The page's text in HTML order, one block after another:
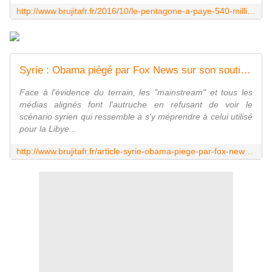
Syrie : Obama piégé par Fox News sur son soutien à Al-Qaïda en Syrie [vidéo] - MOINS de BIENS PLUS de LIENS
Face à l'évidence du terrain, les "mainstream" et tous les
médias alignés font l'autruche en refusant de voir le
scénario syrien qui ressemble à s'y méprendre à celui utilisé
pour la Libye...